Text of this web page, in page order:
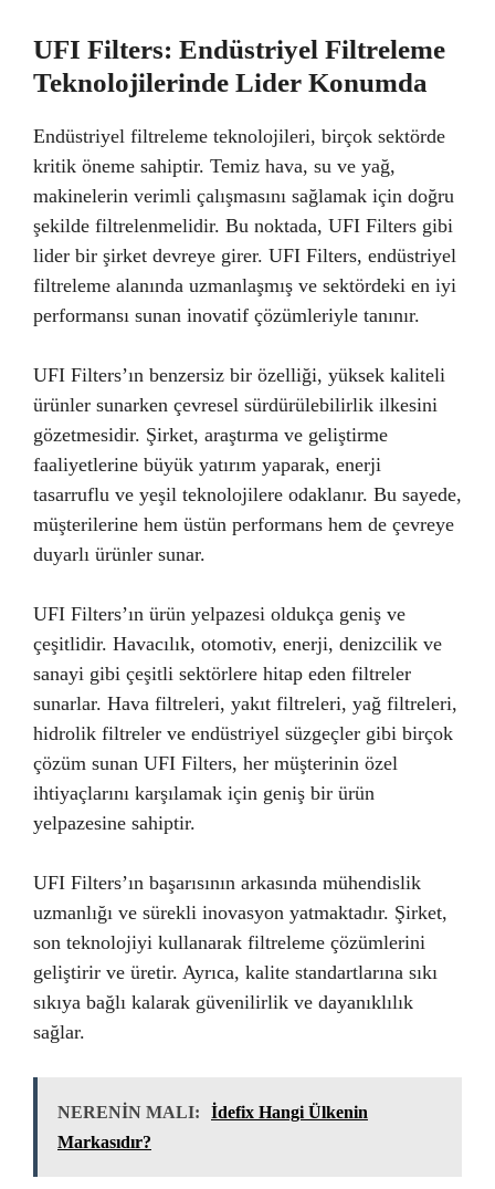
UFI Filters: Endüstriyel Filtreleme
Teknolojilerinde Lider Konumda
Endüstriyel filtreleme teknolojileri, birçok sektörde
kritik öneme sahiptir. Temiz hava, su ve yağ,
makinelerin verimli çalışmasını sağlamak için doğru
şekilde filtrelenmelidir. Bu noktada, UFI Filters gibi
lider bir şirket devreye girer. UFI Filters, endüstriyel
filtreleme alanında uzmanlaşmış ve sektördeki en iyi
performansı sunan inovatif çözümleriyle tanınır.
UFI Filters’ın benzersiz bir özelliği, yüksek kaliteli
ürünler sunarken çevresel sürdürülebilirlik ilkesini
gözetmesidir. Şirket, araştırma ve geliştirme
faaliyetlerine büyük yatırım yaparak, enerji
tasarruflu ve yeşil teknolojilere odaklanır. Bu sayede,
müşterilerine hem üstün performans hem de çevreye
duyarlı ürünler sunar.
UFI Filters’ın ürün yelpazesi oldukça geniş ve
çeşitlidir. Havacılık, otomotiv, enerji, denizcilik ve
sanayi gibi çeşitli sektörlere hitap eden filtreler
sunarlar. Hava filtreleri, yakıt filtreleri, yağ filtreleri,
hidrolik filtreler ve endüstriyel süzgeçler gibi birçok
çözüm sunan UFI Filters, her müşterinin özel
ihtiyaçlarını karşılamak için geniş bir ürün
yelpazesine sahiptir.
UFI Filters’ın başarısının arkasında mühendislik
uzmanlığı ve sürekli inovasyon yatmaktadır. Şirket,
son teknolojiyi kullanarak filtreleme çözümlerini
geliştirir ve üretir. Ayrıca, kalite standartlarına sıkı
sıkıya bağlı kalarak güvenilirlik ve dayanıklılık
sağlar.
NERENİN MALI:
İdefix Hangi Ülkenin
Markasıdır?